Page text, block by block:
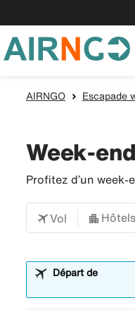
AIRNGO Escapade
Week-
Profitez d’un
Vol Hôtels
Départ de